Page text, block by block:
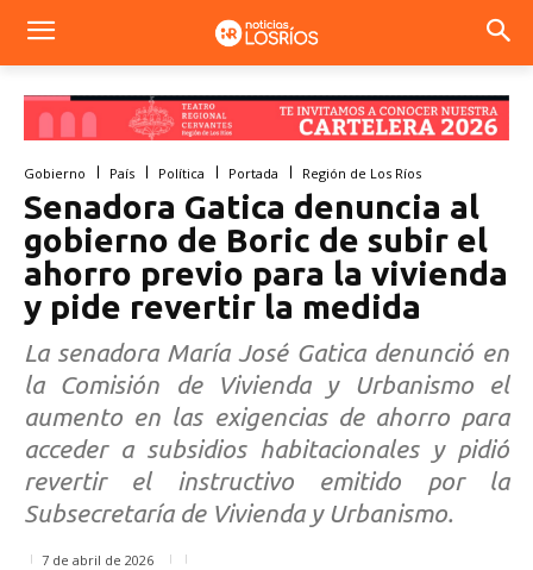
Gobierno País Política Portada Región de Los Ríos
Senadora Gatica denuncia al
gobierno de Boric de subir el
ahorro previo para la vivienda
y pide revertir la medida
La senadora María José Gatica denunció en
la Comisión de Vivienda y Urbanismo el
aumento en las exigencias de ahorro para
acceder a subsidios habitacionales y pidió
revertir el instructivo emitido por la
Subsecretaría de Vivienda y Urbanismo.
7 de abril de 2026